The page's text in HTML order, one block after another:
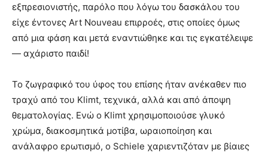
εξπρεσιονιστής, παρόλο που λόγω του δασκάλου του
είχε έντονες Art Nouveau επιρροές, στις οποίες όμως
από μια φάση και μετά εναντιώθηκε και τις εγκατέλειψε
— αχάριστο παιδί!
Το ζωγραφικό του ύφος του επίσης ήταν ανέκαθεν πιο
τραχύ από του Klimt, τεχνικά, αλλά και από άποψη
θεματολογίας. Ενώ ο Klimt χρησιμοποιούσε γλυκό
χρώμα, διακοσμητικά μοτίβα, ωραιοποίηση και
ανάλαφρο ερωτισμό, ο Schiele χαριεντιζόταν με βίαιες